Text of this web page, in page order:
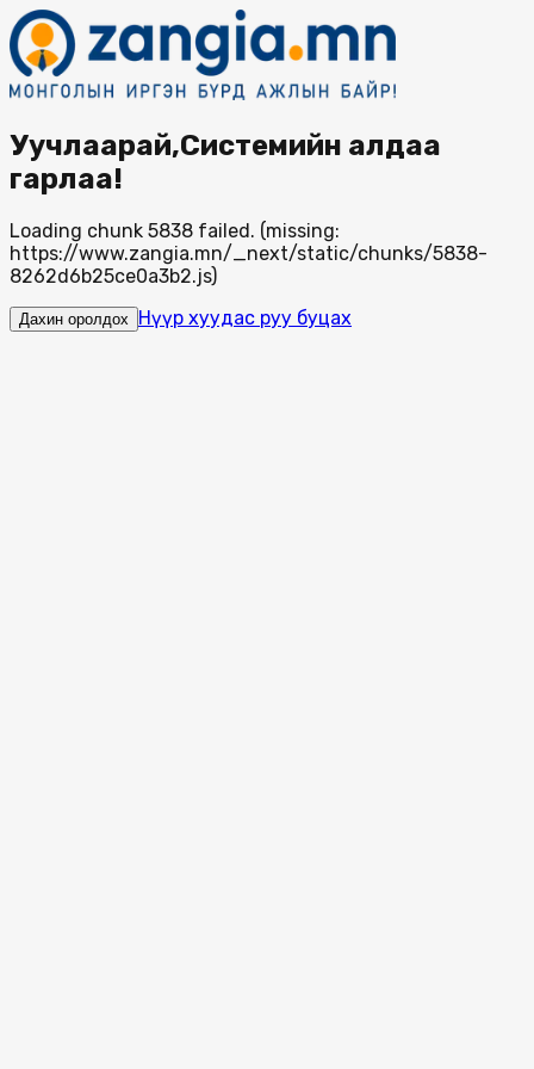
Уучлаарай,Системийн алдаа
гарлаа!
Loading chunk 5838 failed. (missing:
https://www.zangia.mn/_next/static/chunks/5838-
8262d6b25ce0a3b2.js)
Дахин оролдох Нүүр хуудас руу буцах